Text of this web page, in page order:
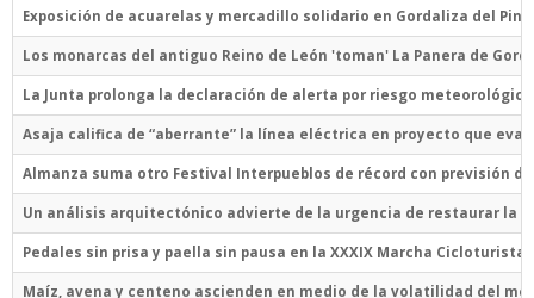
Exposición de acuarelas y mercadillo solidario en Gordaliza del Pino
Los monarcas del antiguo Reino de León 'toman' La Panera de
La Junta prolonga la declaración de alerta por riesgo
Asaja califica de “aberrante” la línea eléctrica en proyecto que
Almanza suma otro Festival Interpueblos de récord con previsión
Un análisis arquitectónico advierte de la urgencia de restaurar la
Pedales sin prisa y paella sin pausa en la XXXIX Marcha Cicloturista
Maíz, avena y centeno ascienden en medio de la volatilidad del